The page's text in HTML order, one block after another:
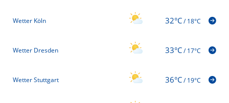
Wetter Köln 32°C/18°C
Wetter Dresden 33°C/17°C
Wetter Stuttgart 36°C/19°C